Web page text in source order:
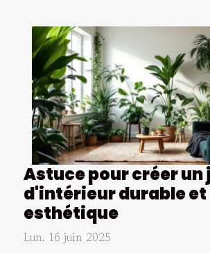
Astuce pour créer un
d'intérieur durable et
esthétique
Lun. 16 juin 2025